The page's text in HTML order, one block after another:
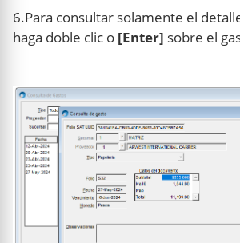
6.Para consultar solamente el
haga doble clic o [Enter] sobre el